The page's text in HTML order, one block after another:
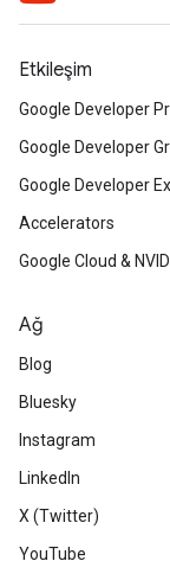
Etkileşim
Google Developer
Google Developer
Google Developer
Accelerators
Google Cloud &
Ağ
Blog
Bluesky
Instagram
LinkedIn
X (Twitter)
YouTube